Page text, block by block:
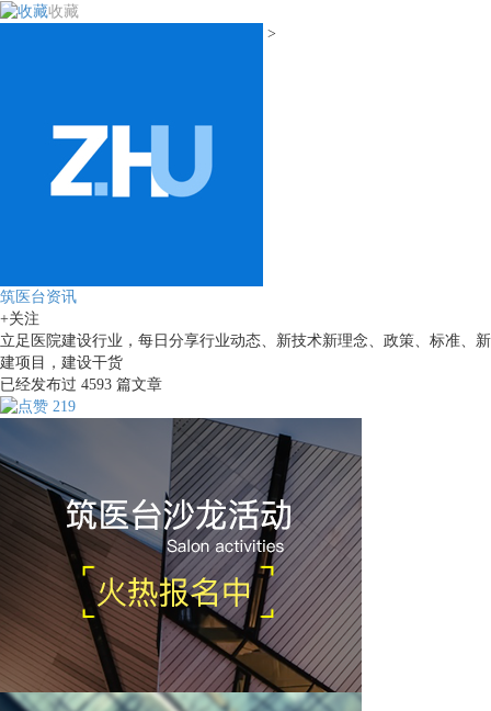
收藏
>
筑医台资讯
+关注
立足医院建设行业，每日分享行业动态、新技术新理念、政策、标准、新
建项目，建设干货
已经发布过 4593 篇文章
219